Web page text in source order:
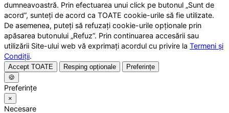
dumneavoastră. Prin efectuarea unui click pe butonul „Sunt de
acord”, sunteți de acord ca TOATE cookie-urile să fie utilizate.
De asemenea, puteți să refuzați cookie-urile opționale prin
apăsarea butonului „Refuz”. Prin continuarea accesării sau
utilizării Site-ului web vă exprimați acordul cu privire la Termeni și
Condiții.
Accept TOATE Resping opționale
Preferințe
🍪
Preferințe
×
Necesare